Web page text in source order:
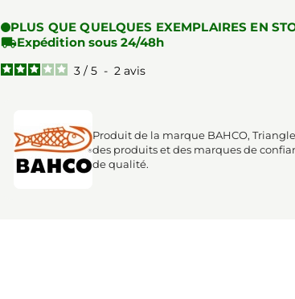
PLUS QUE QUELQUES EXEMPLAIRES EN
Expédition sous 24/48h
3 / 5 - 2 avis
Produit de la marque BAHCO,
des produits et des marques de
de qualité.